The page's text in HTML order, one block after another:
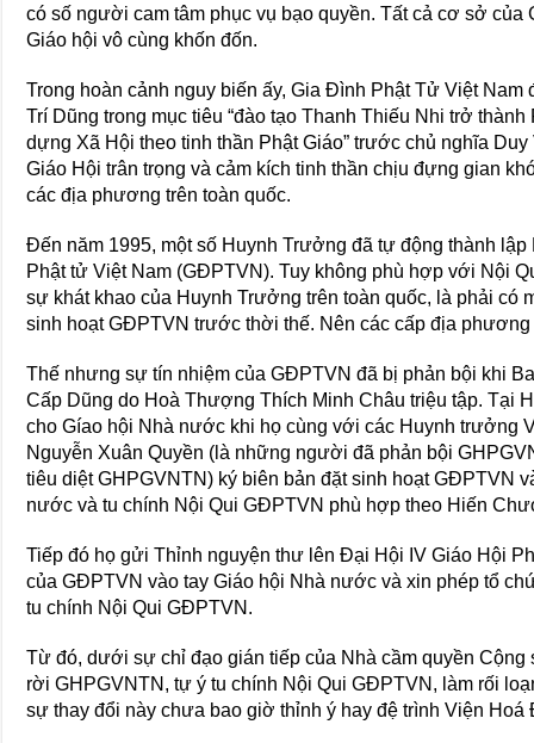
có số người cam tâm phục vụ bạo quyền. Tất cả cơ sở
Giáo hội vô cùng khốn đốn.
Trong hoàn cảnh nguy biến ấy, Gia Đình Phật Tử Việt Nam
Trí Dũng trong mục tiêu “đào tạo Thanh Thiếu Nhi trở
dựng Xã Hội theo tinh thần Phật Giáo” trước chủ nghĩa
Giáo Hội trân trọng và cảm kích tinh thần chịu đựng gian
các địa phương trên toàn quốc.
Đến năm 1995, một số Huynh Trưởng đã tự động thành
Phật tử Việt Nam (GĐPTVN). Tuy không phù hợp với Nội
sự khát khao của Huynh Trưởng trên toàn quốc, là phải có
sinh hoạt GĐPTVN trước thời thế. Nên các cấp địa phương
Thế nhưng sự tín nhiệm của GĐPTVN đã bị phản bội khi
Cấp Dũng do Hoà Thượng Thích Minh Châu triệu tập. Tại
cho Gíao hội Nhà nước khi họ cùng với các Huynh trưởng
Nguyễn Xuân Quyền (là những người đã phản bội
tiêu diệt GHPGVNTN) ký biên bản đặt sinh hoạt GĐPTVN
nước và tu chính Nội Qui GĐPTVN phù hợp theo Hiến
Tiếp đó họ gửi Thỉnh nguyện thư lên Đại Hội IV Giáo Hội
của GĐPTVN vào tay Giáo hội Nhà nước và xin phép tổ
tu chính Nội Qui GĐPTVN.
Từ đó, dưới sự chỉ đạo gián tiếp của Nhà cầm quyền
rời GHPGVNTN, tự ý tu chính Nội Qui GĐPTVN, làm rối
sự thay đổi này chưa bao giờ thỉnh ý hay đệ trình Viện Hoá